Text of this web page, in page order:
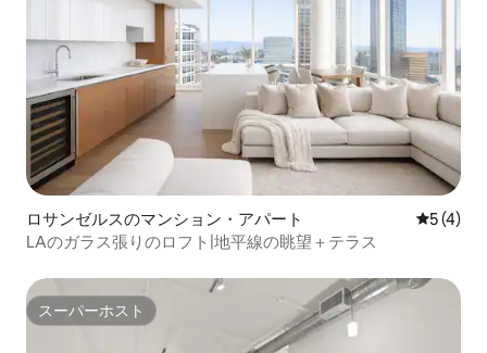
ロサンゼルスのマンション・アパート レビュー
5 (4)
LAのガラス張りのロフト|地平線の眺望＋テラス
スーパーホスト
スーパーホスト